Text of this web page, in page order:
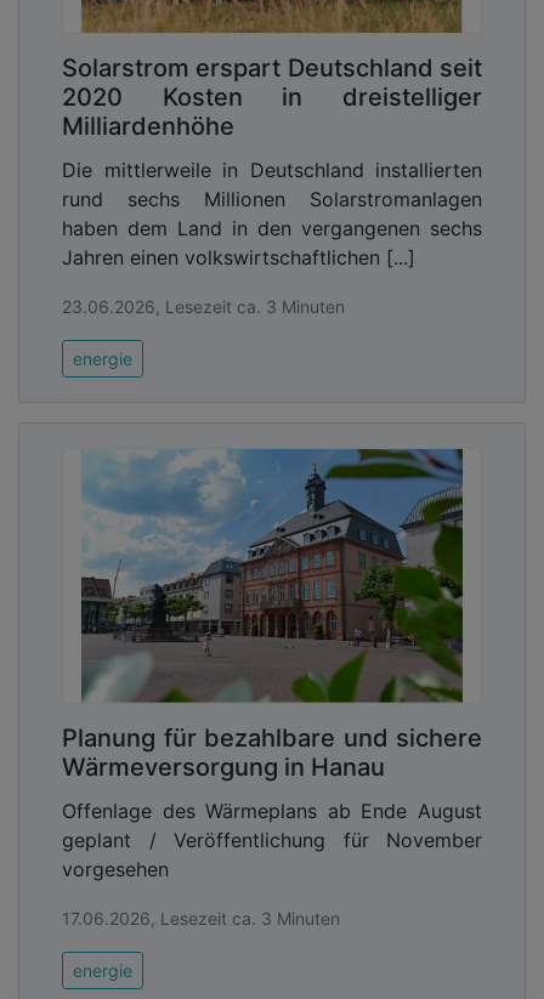
Solarstrom erspart Deutschland seit
2020 Kosten in dreistelliger
Milliardenhöhe
Die mittlerweile in Deutschland installierten
rund sechs Millionen Solarstromanlagen
haben dem Land in den vergangenen sechs
Jahren einen volkswirtschaftlichen [...]
23.06.2026, Lesezeit ca. 3 Minuten
energie
Planung für bezahlbare und sichere
Wärmeversorgung in Hanau
Offenlage des Wärmeplans ab Ende August
geplant / Veröffentlichung für November
vorgesehen
17.06.2026, Lesezeit ca. 3 Minuten
energie